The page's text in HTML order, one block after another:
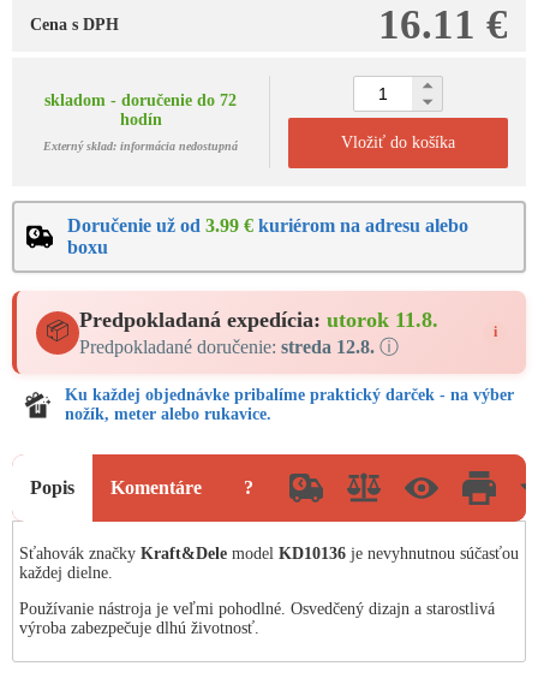
16.11 €
Cena s DPH
skladom - doručenie do 72
hodín
Externý sklad: informácia nedostupná Vložiť do košíka
Doručenie už od 3.99 € kuriérom na adresu alebo
boxu
📦 Predpokladaná expedícia: utorok 11.8.
Predpokladané doručenie: streda 12.8. ⓘ
i
Ku každej objednávke pribalíme praktický darček - na výber
nožík, meter alebo rukavice.
Popis Komentáre ?
Sťahovák značky Kraft&Dele model KD10136 je nevyhnutnou súčasťou
každej dielne.
Používanie nástroja je veľmi pohodlné. Osvedčený dizajn a starostlivá
výroba zabezpečuje dlhú životnosť.